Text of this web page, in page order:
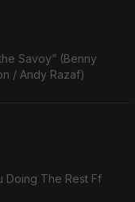
Savoy” (Benny
/ Andy Razaf)